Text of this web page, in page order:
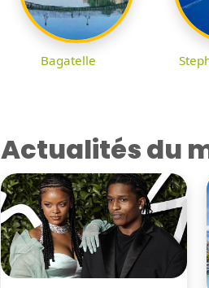
Bagatelle
Actualités du